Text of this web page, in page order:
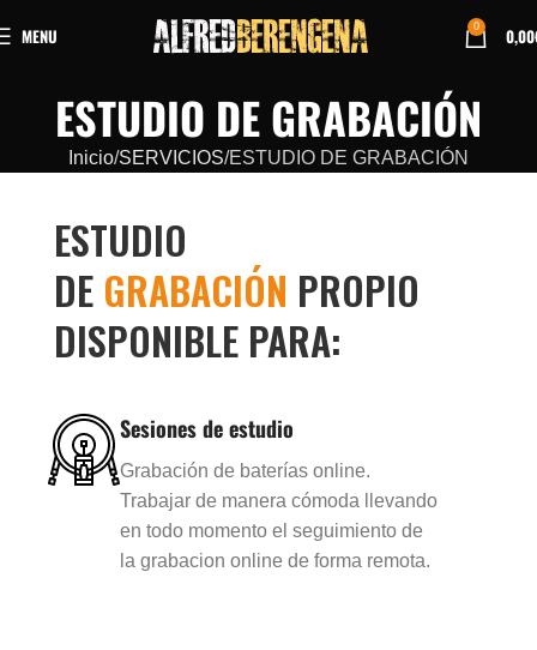
MENU 0 0,00
ESTUDIO DE GRABACIÓN
Inicio SERVICIOS ESTUDIO DE GRABACIÓN
ESTUDIO
DE GRABACIÓN PROPIO
DISPONIBLE PARA:
Sesiones de estudio
Grabación de baterías online.
Trabajar de manera cómoda llevando
en todo momento el seguimiento de
la grabacion online de forma remota.